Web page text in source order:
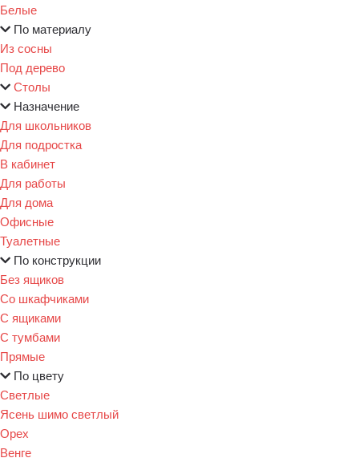
Белые
По материалу
Из сосны
Под дерево
Столы
Назначение
Для школьников
Для подростка
В кабинет
Для работы
Для дома
Офисные
Туалетные
По конструкции
Без ящиков
Со шкафчиками
С ящиками
С тумбами
Прямые
По цвету
Светлые
Ясень шимо светлый
Орех
Венге